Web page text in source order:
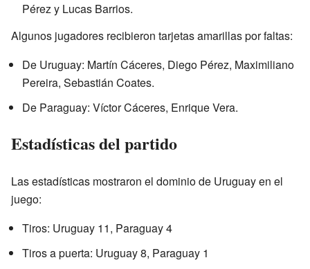
Pérez y Lucas Barrios.
Algunos jugadores recibieron tarjetas amarillas por faltas:
De Uruguay: Martín Cáceres, Diego Pérez, Maximiliano
Pereira, Sebastián Coates.
De Paraguay: Víctor Cáceres, Enrique Vera.
Estadísticas del partido
Las estadísticas mostraron el dominio de Uruguay en el
juego:
Tiros: Uruguay 11, Paraguay 4
Tiros a puerta: Uruguay 8, Paraguay 1